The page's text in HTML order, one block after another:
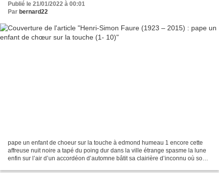
Publié le 21/01/2022 à 00:01
Par bernard22
pape un enfant de choeur sur la touche à edmond humeau 1 encore cette
affreuse nuit noire a tapé du poing dur dans la ville étrange spasme la lune
enfin sur l’air d’un accordéon d’automne bâtit sa clairière d’inconnu où sont